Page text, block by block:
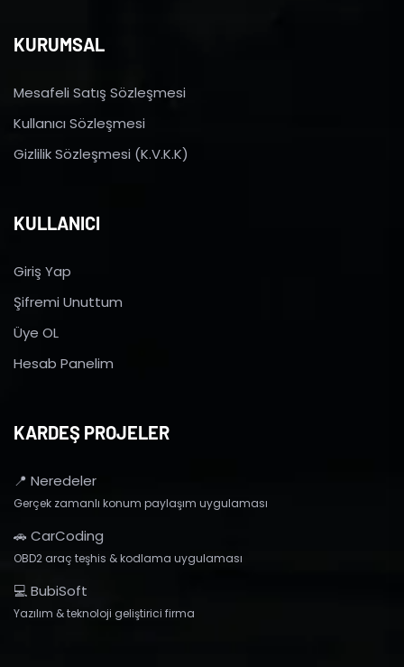
KURUMSAL
Mesafeli Satış Sözleşmesi
Kullanıcı Sözleşmesi
Gizlilik Sözleşmesi (K.V.K.K)
KULLANICI
Giriş Yap
Şifremi Unuttum
Üye OL
Hesab Panelim
KARDEŞ PROJELER
📍 Neredeler
Gerçek zamanlı konum paylaşım uygulaması
🚗 CarCoding
OBD2 araç teşhis & kodlama uygulaması
💻 BubiSoft
Yazılım & teknoloji geliştirici firma